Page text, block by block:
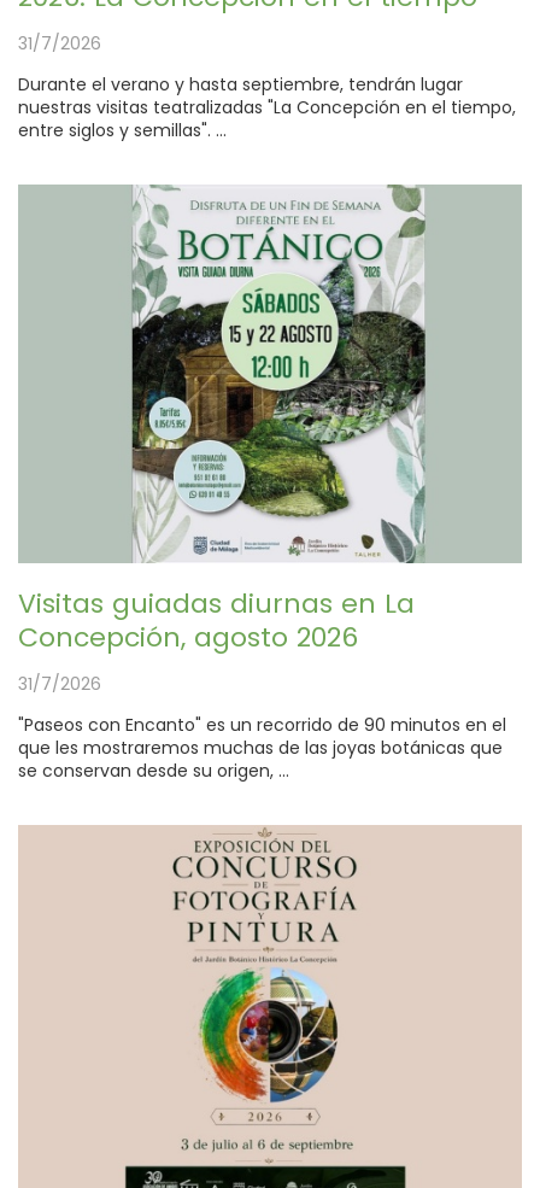
31/7/2026
Durante el verano y hasta septiembre, tendrán lugar
nuestras visitas teatralizadas "La Concepción en el tiempo,
entre siglos y semillas". ...
Visitas guiadas diurnas en La
Concepción, agosto 2026
31/7/2026
"Paseos con Encanto" es un recorrido de 90 minutos en el
que les mostraremos muchas de las joyas botánicas que
se conservan desde su origen, ...